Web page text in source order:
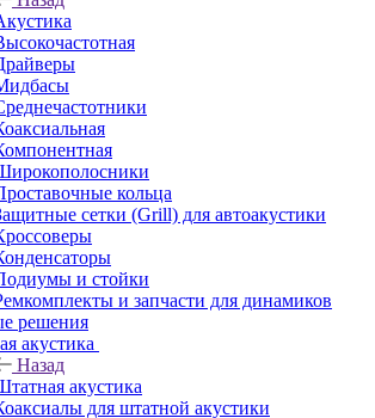
кольца
сетки (Grill) для автоакустики
и стойки
и запчасти для динамиков
решения
акустика
Назад
акустика
для штатной акустики